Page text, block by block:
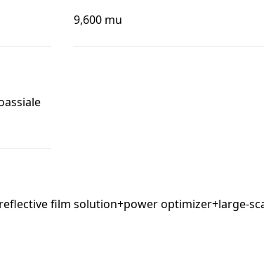
9,600 mu
film solution+power optimizer+large-